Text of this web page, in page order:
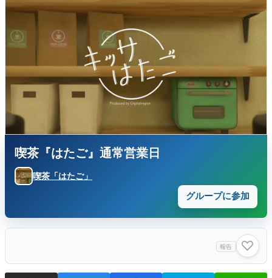
喫茶『はたご』通常営業日
喫茶「はたご」
グループに参加
報告 ♡